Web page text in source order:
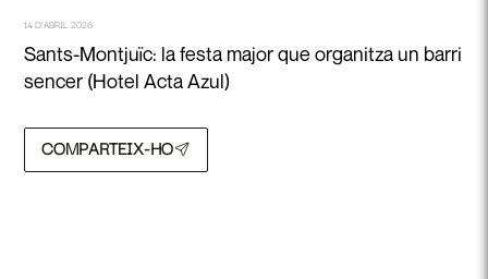
14 D’ABRIL 2026
Sants-Montjuïc: la festa major que organitza un barri
sencer (Hotel Acta Azul)
COMPARTEIX-HO